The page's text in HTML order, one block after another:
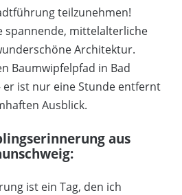
teilzunehmen!
spannende, mittelalterliche
Architektur.
Baumwipfelpfad in Bad
er ist nur eine Stunde entfernt
Ausblick.
aus
ist ein Tag, den ich